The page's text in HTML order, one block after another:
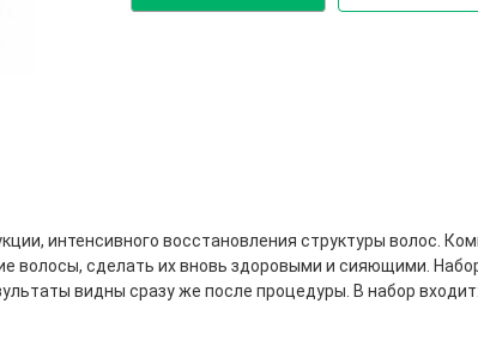
интенсивного восстановления структуры волос.
волосы, сделать их вновь здоровыми и сияющими.
видны сразу же после процедуры. В набор